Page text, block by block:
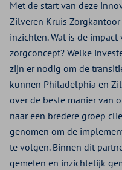
Met de start van deze
Zilveren Kruis
inzichten. Wat is de
zorgconcept? Welke
zijn er nodig om de
kunnen Philadelphia en
over de beste manier van
naar een bredere groep
genomen om de
te volgen. Binnen dit
gemeten en inzichtelijk